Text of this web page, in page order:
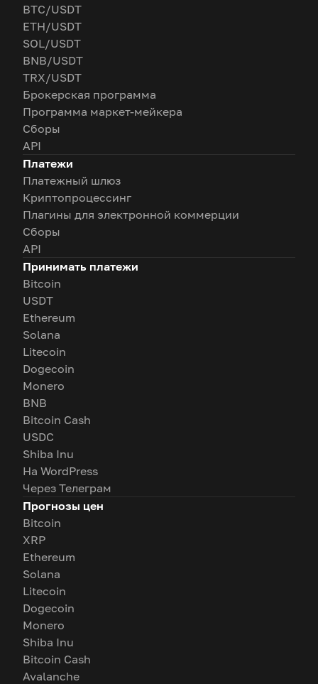
BTC/USDT
ETH/USDT
SOL/USDT
BNB/USDT
TRX/USDT
Брокерская программа
Программа маркет-мейкера
Сборы
API
Платежи
Платежный шлюз
Криптопроцессинг
Плагины для электронной коммерции
Сборы
API
Принимать платежи
Bitcoin
USDT
Ethereum
Solana
Litecoin
Dogecoin
Monero
BNB
Bitcoin Cash
USDC
Shiba Inu
На WordPress
Через Телеграм
Прогнозы цен
Bitcoin
XRP
Ethereum
Solana
Litecoin
Dogecoin
Monero
Shiba Inu
Bitcoin Cash
Avalanche